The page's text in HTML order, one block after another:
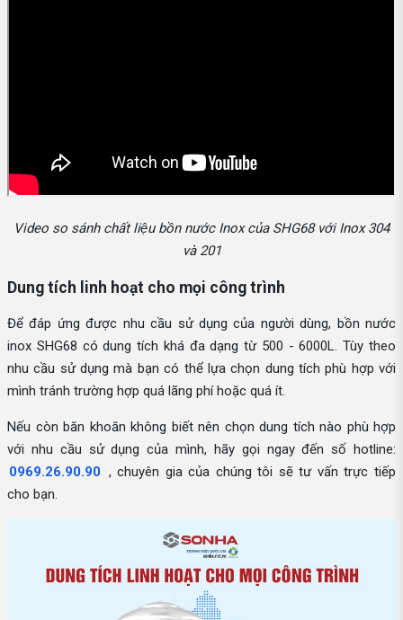
Video so sánh chất liệu bồn nước Inox của SHG68 với Inox 304
và 201
Dung tích linh hoạt cho mọi công trình
Để đáp ứng được nhu cầu sử dụng của người dùng, bồn nước
inox SHG68 có dung tích khá đa dạng từ 500 - 6000L. Tùy theo
nhu cầu sử dụng mà bạn có thể lựa chọn dung tích phù hợp với
mình tránh trường hợp quá lãng phí hoặc quá ít.
Nếu còn băn khoăn không biết nên chọn dung tích nào phù hợp
với nhu cầu sử dụng của mình, hãy gọi ngay đến số hotline:
0969.26.90.90 , chuyên gia của chúng tôi sẽ tư vấn trực tiếp
cho bạn.